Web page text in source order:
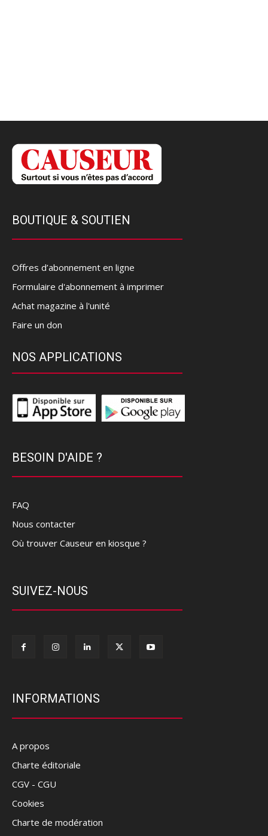
BOUTIQUE & SOUTIEN
Offres d’abonnement en ligne
Formulaire d'abonnement à imprimer
Achat magazine à l'unité
Faire un don
NOS APPLICATIONS
BESOIN D'AIDE ?
FAQ
Nous contacter
Où trouver Causeur en kiosque ?
SUIVEZ-NOUS
INFORMATIONS
A propos
Charte éditoriale
CGV - CGU
Cookies
Charte de modération